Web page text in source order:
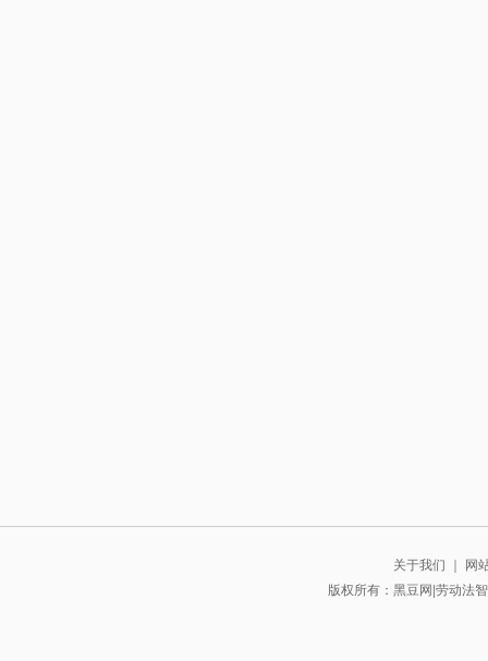
关于我们 ｜ 网
版权所有：黑豆网|劳动